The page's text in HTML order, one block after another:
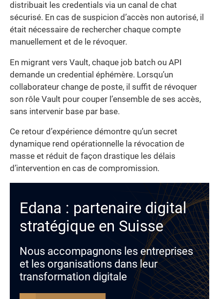
distribuait les credentials via un canal de chat
sécurisé. En cas de suspicion d’accès non autorisé, il
était nécessaire de rechercher chaque compte
manuellement et de le révoquer.
En migrant vers Vault, chaque job batch ou API
demande un credential éphémère. Lorsqu’un
collaborateur change de poste, il suffit de révoquer
son rôle Vault pour couper l’ensemble de ses accès,
sans intervenir base par base.
Ce retour d’expérience démontre qu’un secret
dynamique rend opérationnelle la révocation de
masse et réduit de façon drastique les délais
d’intervention en cas de compromission.
Edana : partenaire digital
stratégique en Suisse
Nous accompagnons les entreprises
et les organisations dans leur
transformation digitale